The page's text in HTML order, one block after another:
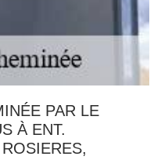
PAR LE
À ENT.